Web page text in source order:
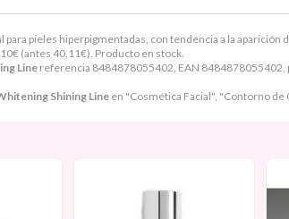
pieles hiperpigmentadas, con tendencia a la aparición
€ (antes 40,11€). Producto en stock.
Line referencia 8484878055402, EAN 8484878055402,
Shining Line en "Cosmética Facial", "Contorno de